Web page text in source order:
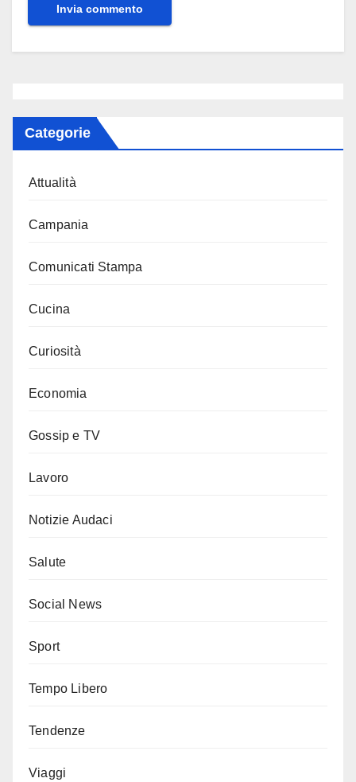
Categorie
Attualità
Campania
Comunicati Stampa
Cucina
Curiosità
Economia
Gossip e TV
Lavoro
Notizie Audaci
Salute
Social News
Sport
Tempo Libero
Tendenze
Viaggi